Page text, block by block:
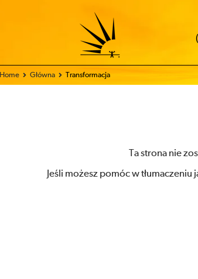
Home Główna Transformacja
Ta strona nie
Jeśli możesz pomóc w